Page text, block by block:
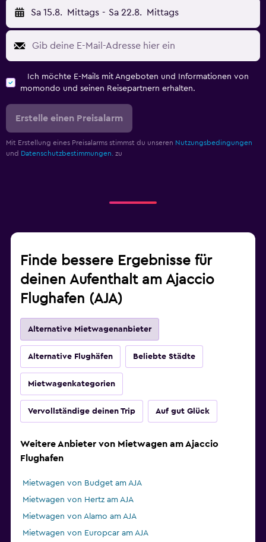
Sa 15.8. Mittags - Sa 22.8. Mittags
Ich möchte E-Mails mit Angeboten und Informationen von
momondo und seinen Reisepartnern erhalten.
Erstelle einen Preisalarm
Mit Erstellung eines Preisalarms stimmst du unseren Nutzungsbedingungen
und Datenschutzbestimmungen. zu
Finde bessere Ergebnisse für
deinen Aufenthalt am Ajaccio
Flughafen (AJA)
Alternative Mietwagenanbieter
Alternative Flughäfen Beliebte Städte
Mietwagenkategorien
Vervollständige deinen Trip Auf gut Glück
Weitere Anbieter von Mietwagen am Ajaccio
Flughafen
Mietwagen von Budget am AJA
Mietwagen von Hertz am AJA
Mietwagen von Alamo am AJA
Mietwagen von Europcar am AJA